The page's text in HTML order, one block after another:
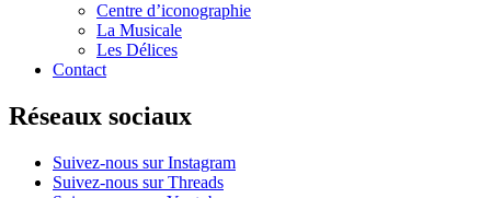
Centre d’iconographie
La Musicale
Les Délices
Contact
Réseaux sociaux
Suivez-nous sur Instagram
Suivez-nous sur Threads